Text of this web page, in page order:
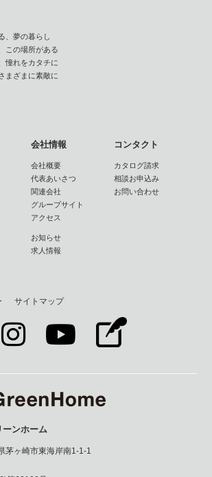
、夢の暮らし
この場所がある
憧れをカタチに
まざまに素敵に
会社情報
会社概要
代表あいさつ
関連会社
グループサイト
アクセス
お知らせ
求人情報
コンタクト
カタログ請求
相談お申込み
お問い合わせ
サイトマップ
ーンホーム
ヶ崎市東海岸南1-1-1